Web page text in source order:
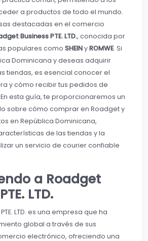
a productos de todo el mundo.
destacadas en el comercio
Business PTE. LTD., conocida por
populares como SHEINyROMWE. Si
Dominicana y deseas adquirir
tiendas, es esencial conocer el
y cómo recibir tus pedidos de
esta guía, te proporcionaremos un
sobre cómo comprar en Roadget y
en República Dominicana,
de las tiendas y la
un servicio de courier confiable
a Roadget
LTD.
LTD. es una empresa que ha
global a través de sus
electrónico, ofreciendo una